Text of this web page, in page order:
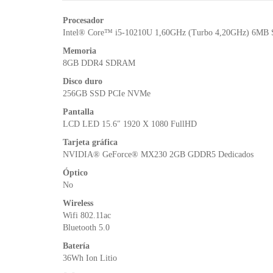
Procesador
Intel® Core™ i5-10210U 1,60GHz (Turbo 4,20GHz) 6MB
Memoria
8GB DDR4 SDRAM
Disco duro
256GB SSD PCIe NVMe
Pantalla
LCD LED 15.6″ 1920 X 1080 FullHD
Tarjeta gráfica
NVIDIA® GeForce® MX230 2GB GDDR5 Dedicados
Óptico
No
Wireless
Wifi 802.11ac
Bluetooth 5.0
Batería
36Wh Ion Litio